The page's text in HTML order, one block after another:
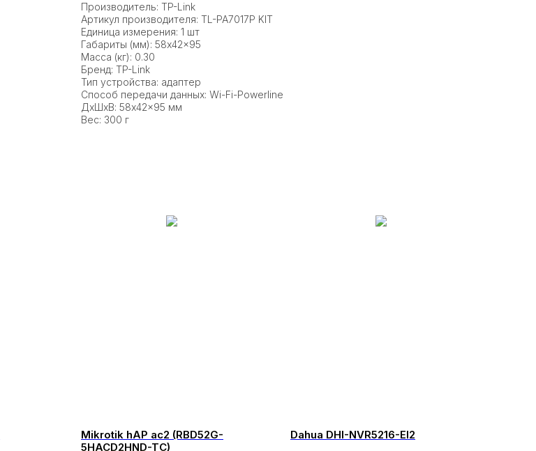
Производитель: TP-Link
Артикул производителя: TL-PA7017P KIT
Единица измерения: 1 шт
Габариты (мм): 58x42x95
Масса (кг): 0.30
Бренд: TP-Link
Тип устройства: адаптер
Способ передачи данных: Wi-Fi-Powerline
ДxШxВ: 58x42x95 мм
Вес: 300 г
Mikrotik hAP ac2 (RBD52G-
5HACD2HND-TC)
Dahua DHI-NVR5216-EI2